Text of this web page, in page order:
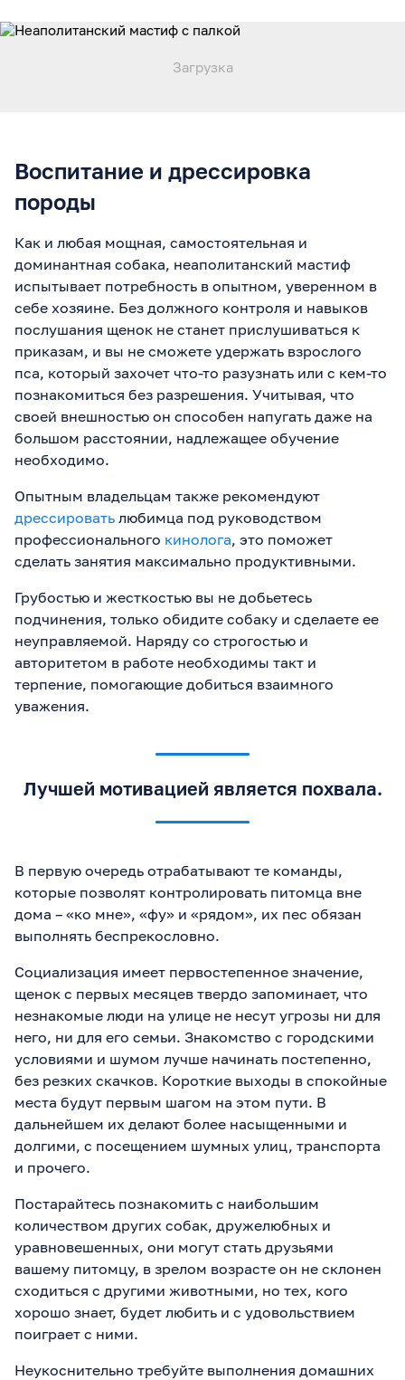
Воспитание и дрессировка
породы
Как и любая мощная, самостоятельная и
доминантная собака, неаполитанский мастиф
испытывает потребность в опытном, уверенном в
себе хозяине. Без должного контроля и навыков
послушания щенок не станет прислушиваться к
приказам, и вы не сможете удержать взрослого
пса, который захочет что-то разузнать или с кем-то
познакомиться без разрешения. Учитывая, что
своей внешностью он способен напугать даже на
большом расстоянии, надлежащее обучение
необходимо.
Опытным владельцам также рекомендуют
дрессировать любимца под руководством
профессионального кинолога, это поможет
сделать занятия максимально продуктивными.
Грубостью и жесткостью вы не добьетесь
подчинения, только обидите собаку и сделаете ее
неуправляемой. Наряду со строгостью и
авторитетом в работе необходимы такт и
терпение, помогающие добиться взаимного
уважения.
Лучшей мотивацией является похвала.
В первую очередь отрабатывают те команды,
которые позволят контролировать питомца вне
дома – «ко мне», «фу» и «рядом», их пес обязан
выполнять беспрекословно.
Социализация имеет первостепенное значение,
щенок с первых месяцев твердо запоминает, что
незнакомые люди на улице не несут угрозы ни для
него, ни для его семьи. Знакомство с городскими
условиями и шумом лучше начинать постепенно,
без резких скачков. Короткие выходы в спокойные
места будут первым шагом на этом пути. В
дальнейшем их делают более насыщенными и
долгими, с посещением шумных улиц, транспорта
и прочего.
Постарайтесь познакомить с наибольшим
количеством других собак, дружелюбных и
уравновешенных, они могут стать друзьями
вашему питомцу, в зрелом возрасте он не склонен
сходиться с другими животными, но тех, кого
хорошо знает, будет любить и с удовольствием
поиграет с ними.
Неукоснительно требуйте выполнения домашних